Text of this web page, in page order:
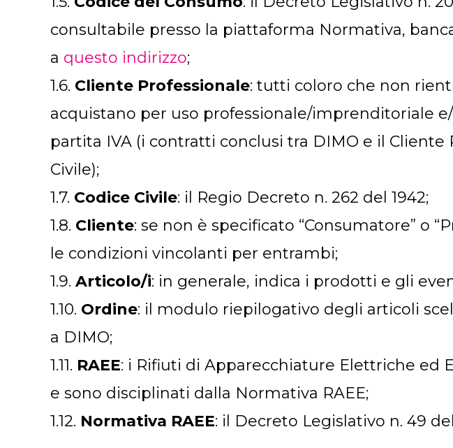
consultabile presso la piattaforma Normativa,
a questo indirizzo;
1.6. Cliente Professionale: tutti coloro che non
acquistano per uso professionale/imprenditoriale
partita IVA (i contratti conclusi tra DIMO e il
Civile);
1.7. Codice Civile: il Regio Decreto n. 262 del 1942;
1.8. Cliente: se non è specificato “Consumatore” o
le condizioni vincolanti per entrambi;
1.9. Articolo/i: in generale, indica i prodotti e gli
1.10. Ordine: il modulo riepilogativo degli articoli
a DIMO;
1.11. RAEE: i Rifiuti di Apparecchiature Elettriche ed
e sono disciplinati dalla Normativa RAEE;
1.12. Normativa RAEE: il Decreto Legislativo n. 49